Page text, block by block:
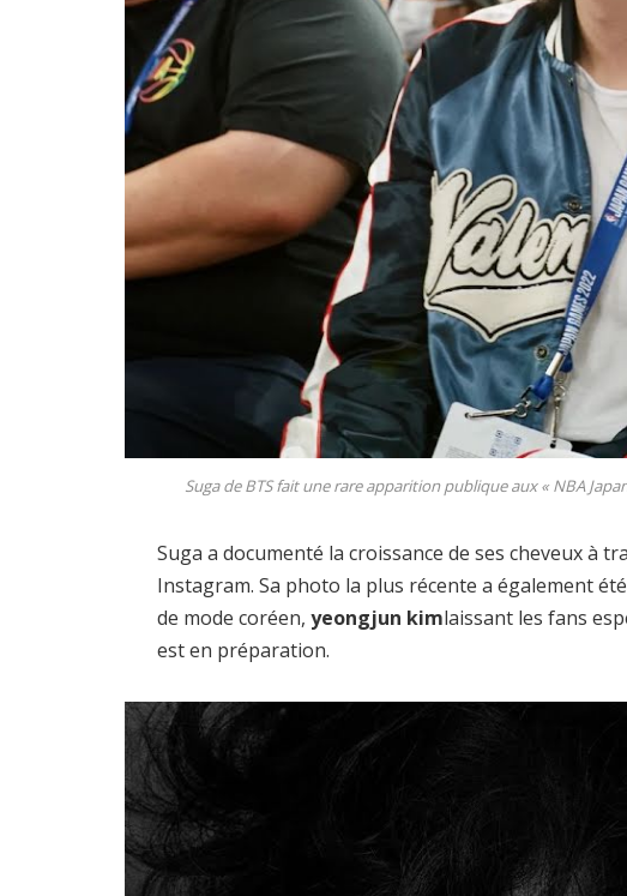
Suga de BTS fait une rare apparition publique aux « NBA
Suga a documenté la croissance de ses cheveux à
Instagram. Sa photo la plus récente a également
de mode coréen,yeongjun kimlaissant les fans
est en préparation.